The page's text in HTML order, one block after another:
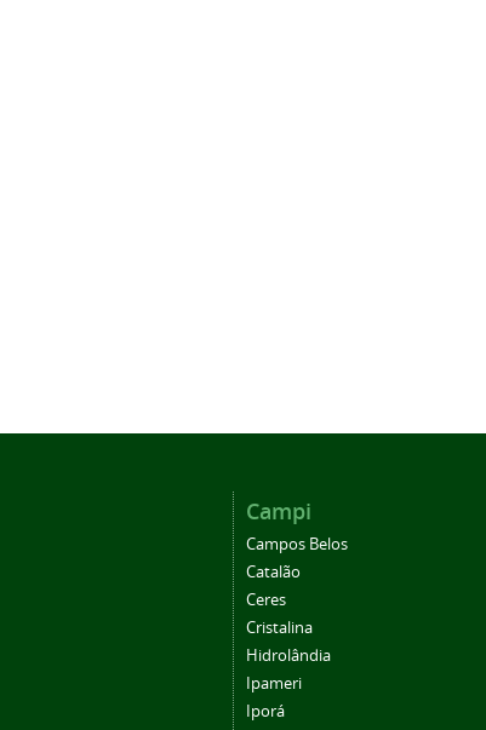
Campos Belos
Catalão
Ceres
Cristalina
Hidrolândia
Ipameri
Iporá
Morrinhos
Posse